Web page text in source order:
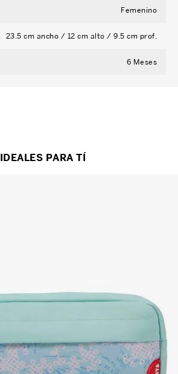
Femenino
23.5 cm ancho / 12 cm alto / 9.5 cm prof.
6 Meses
IDEALES PARA TÍ